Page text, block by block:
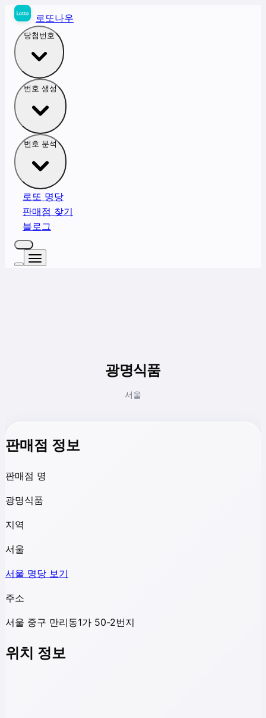
로또나우
당첨번호
번호 생성
번호 분석
로또 명당
판매점 찾기
블로그
광명식품
서울
판매점 정보
판매점 명
광명식품
지역
서울
서울 명당 보기
주소
서울 중구 만리동1가 50-2번지
위치 정보